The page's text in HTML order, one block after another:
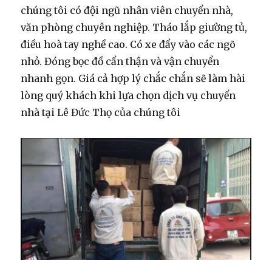
chúng tôi có đội ngũ nhân viên chuyển nhà,
văn phòng chuyên nghiệp. Tháo lắp giường tủ,
điều hoà tay nghề cao. Có xe đẩy vào các ngõ
nhỏ. Đóng bọc đồ cẩn thận và vận chuyển
nhanh gọn. Giá cả hợp lý chắc chắn sẽ làm hài
lòng quý khách khi lựa chọn dịch vụ chuyển
nhà tại Lê Đức Thọ của chúng tôi